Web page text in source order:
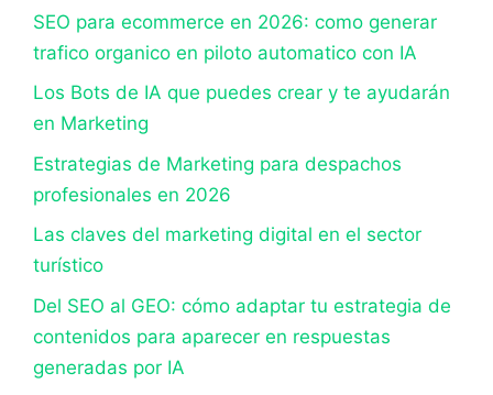
SEO para ecommerce en 2026: como generar
trafico organico en piloto automatico con IA
Los Bots de IA que puedes crear y te ayudarán
en Marketing
Estrategias de Marketing para despachos
profesionales en 2026
Las claves del marketing digital en el sector
turístico
Del SEO al GEO: cómo adaptar tu estrategia de
contenidos para aparecer en respuestas
generadas por IA